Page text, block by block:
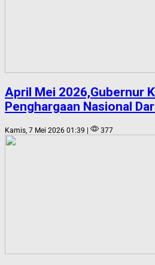
April Mei 2026,Gubernur
Penghargaan Nasional
Kamis, 7 Mei 2026 01:39 | 377